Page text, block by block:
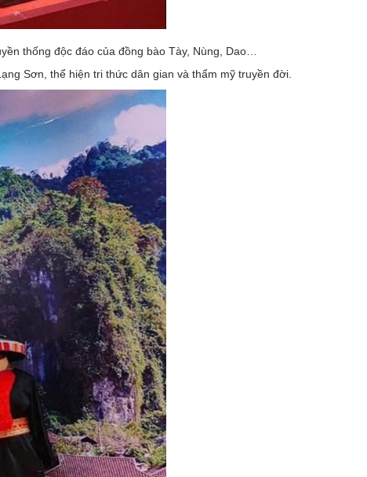
thống độc đáo của đồng bào Tày, Nùng, Dao…
Sơn, thể hiện tri thức dân gian và thẩm mỹ truyền đời.